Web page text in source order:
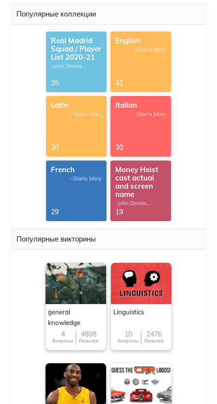
Популярные коллекции
Real Madrid
Squad / Player
List 2020-21
-John Dennis
35
English
-Gloria Mary
31
Latin
-Gloria Mary
30
Italian
-Gloria Mary
30
French
-Gloria Mary
29
Money Heist
cast actual
and screen
name
-John Dennis
G.Thomas
19
Популярные викторины
general
knowledge
4
Вопросы
4898
Попытки
Linguistics
10
Вопросы
2476
Попытки